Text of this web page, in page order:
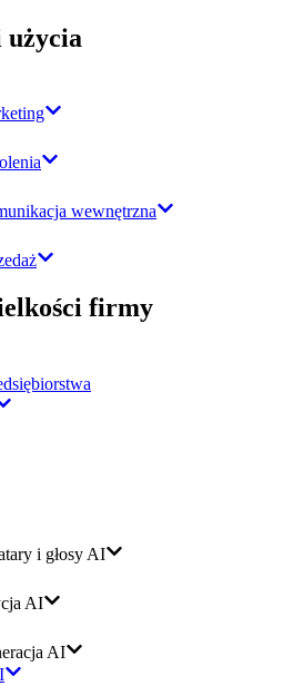
wewnętrzna
firmy
i głosy AI
AI
AI